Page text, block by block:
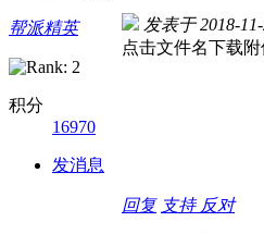
帮派精英
积分
16970
发消息
发表于 2018-
点击文件名下载
回复 支持 反对